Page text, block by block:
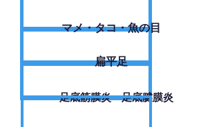
​マメ・タコ・魚の目
扁平足
足底筋膜炎・足底腱膜炎